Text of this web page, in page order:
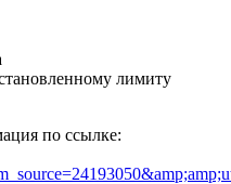
лимиту
по ссылке: